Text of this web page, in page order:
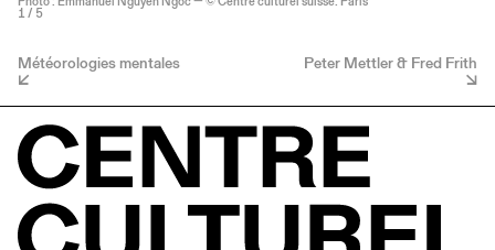
1 / 5
Météorologies mentales Peter Mettler & Fred Frith